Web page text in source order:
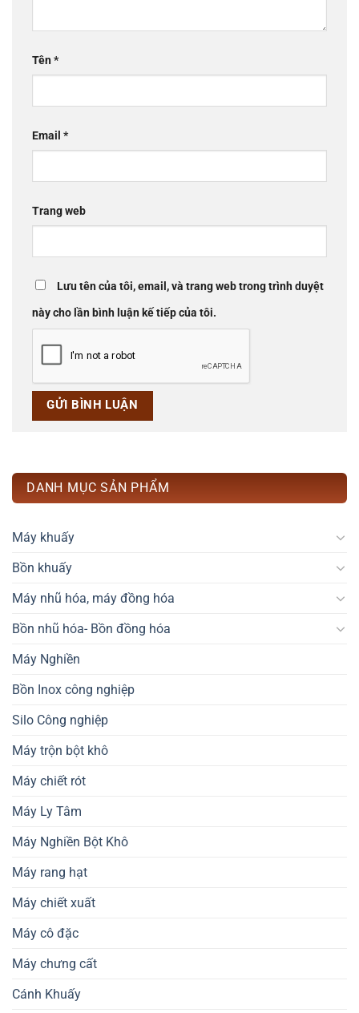
Tên*
Email *
Trang web
Lưu tên của tôi, email, và trang web trong trình duyệt
này cho lần bình luận kế tiếp của tôi.
DANH MỤC SẢN PHẨM
Máy khuấy
Bồn khuấy
Máy nhũ hóa, máy đồng hóa
Bồn nhũ hóa- Bồn đồng hóa
Máy Nghiền
Bồn Inox công nghiệp
Silo Công nghiệp
Máy trộn bột khô
Máy chiết rót
Máy Ly Tâm
Máy Nghiền Bột Khô
Máy rang hạt
Máy chiết xuất
Máy cô đặc
Máy chưng cất
Cánh Khuấy